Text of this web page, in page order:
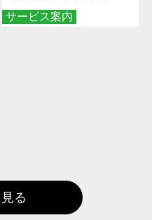
サービス案内
る